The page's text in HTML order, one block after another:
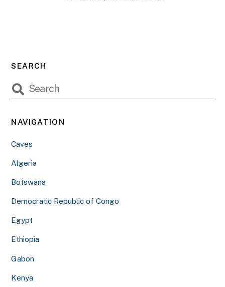
SEARCH
NAVIGATION
Caves
Algeria
Botswana
Democratic Republic of Congo
Egypt
Ethiopia
Gabon
Kenya